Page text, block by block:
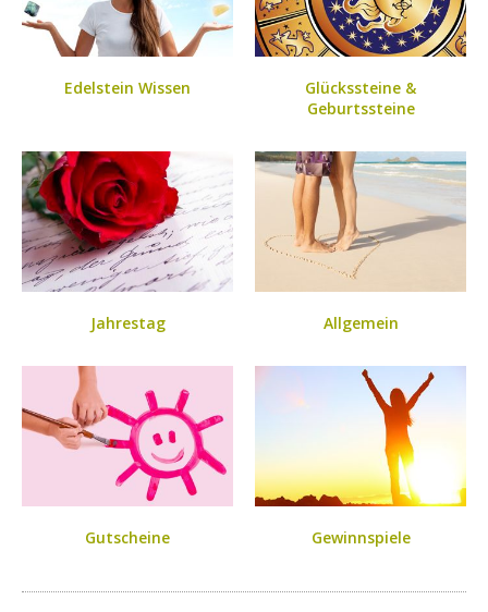
Edelstein Wissen
Glückssteine &
Geburtssteine
Jahrestag Allgemein
Gutscheine Gewinnspiele